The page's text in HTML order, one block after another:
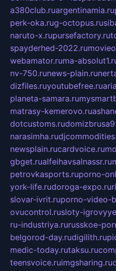
a380club.ruargentinamia.ru
perk-oka.rug-octopus.ru
naruto-x.rupursefactory.ru
spayderhed-2022.ru
webamator.ruma-
nv-750.runews-plain.ru
dizfiles.ruyoutubefree.ru
planeta-samara.ru
matrasy-kemerovo.ru
dotcustoms.ru
narasimha.ru
newsplain.rucardvoice.ru
gbget.rualfeihavsalnassr.ru
petrovkasports.ruporno-
york-life.rudoroga-expo.ru
slovar-ivrit.ruporno-video-
ovucontrol.rusloty-
ru-industriya.rurusskoe-
belgorod-day.rudigilith.ru
medic-today.rutaksu.ru
teensvoice.ruimgsharing.ru